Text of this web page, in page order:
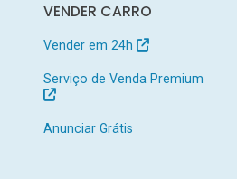
VENDER CARRO
Vender em 24h
Serviço de Venda Premium
Anunciar Grátis